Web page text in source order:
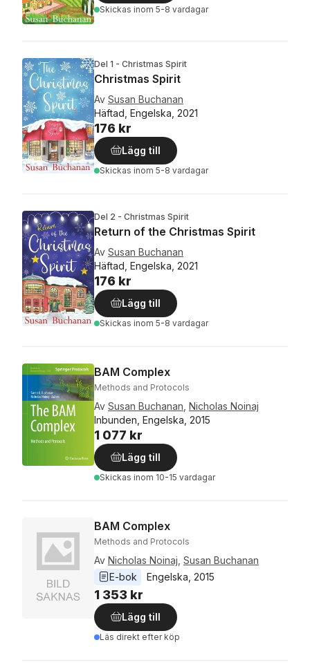
Skickas inom 5-8 vardagar
Del 1 - Christmas Spirit
Christmas Spirit
Av Susan Buchanan
Häftad, Engelska, 2021
176 kr
Lägg till
Skickas inom 5-8 vardagar
Del 2 - Christmas Spirit
Return of the Christmas Spirit
Av Susan Buchanan
Häftad, Engelska, 2021
176 kr
Lägg till
Skickas inom 5-8 vardagar
BAM Complex
Methods and Protocols
Av Susan Buchanan Nicholas Noinaj
Inbunden, Engelska, 2015
1 077 kr
Lägg till
Skickas inom 10-15 vardagar
BAM Complex
Methods and Protocols
Av Nicholas Noinaj Susan Buchanan
E-bok
Engelska 2015
1 353 kr
Lägg till
Läs direkt efter köp